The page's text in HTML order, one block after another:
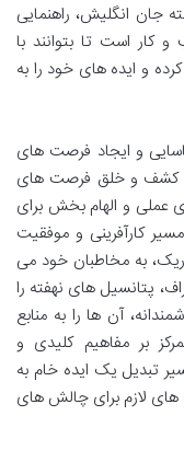
انگلیش، راهنمایی
کار است تا بتوانند با
کرده و ایده های خود را به
و ایجاد فرصت های
کشف و خلق فرصت های
عملی و الهام بخش برای
کارآفرینی و موفقیت
به مخاطبان خود می
پتانسیل های نهفته را
آن ها را به منابع
بر مفاهیم کلیدی و
تبدیل یک ایده خام به
لازم برای چالش های